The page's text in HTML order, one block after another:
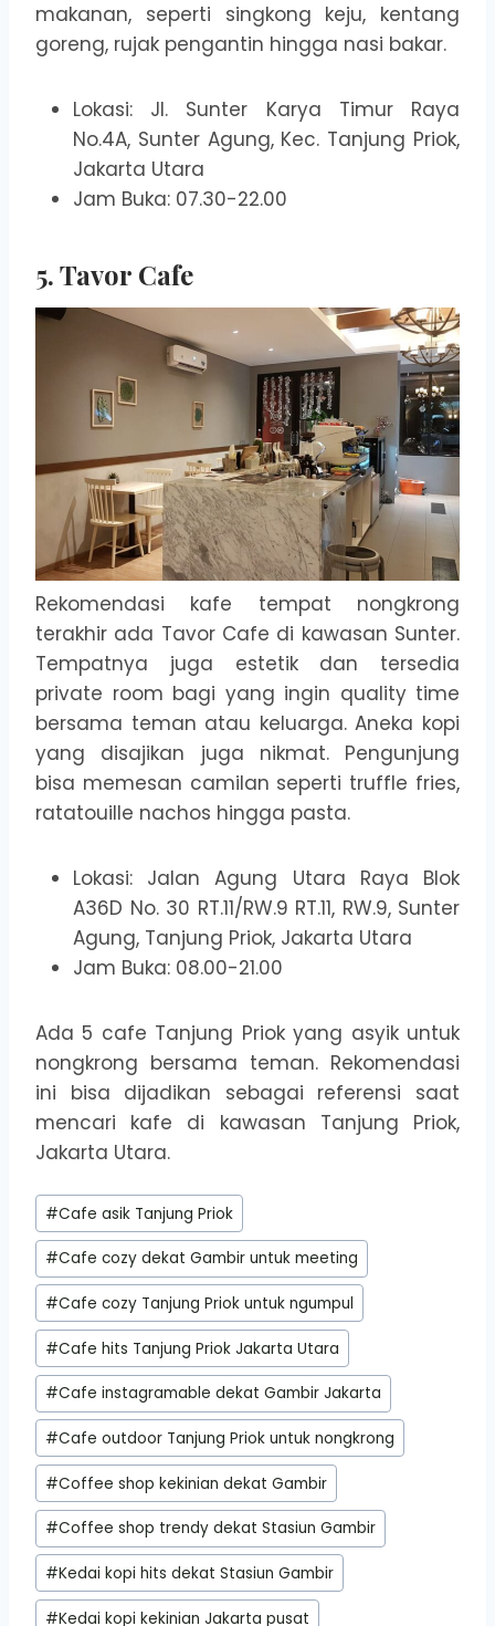
makanan, seperti singkong keju, kentang
goreng, rujak pengantin hingga nasi bakar.
Lokasi: Jl. Sunter Karya Timur Raya
No.4A, Sunter Agung, Kec. Tanjung Priok,
Jakarta Utara
Jam Buka: 07.30-22.00
5. Tavor Cafe
Rekomendasi kafe tempat nongkrong
terakhir ada Tavor Cafe di kawasan Sunter.
Tempatnya juga estetik dan tersedia
private room bagi yang ingin quality time
bersama teman atau keluarga. Aneka kopi
yang disajikan juga nikmat. Pengunjung
bisa memesan camilan seperti truffle fries,
ratatouille nachos hingga pasta.
Lokasi: Jalan Agung Utara Raya Blok
A36D No. 30 RT.11/RW.9 RT.11, RW.9, Sunter
Agung, Tanjung Priok, Jakarta Utara
Jam Buka: 08.00-21.00
Ada 5 cafe Tanjung Priok yang asyik untuk
nongkrong bersama teman. Rekomendasi
ini bisa dijadikan sebagai referensi saat
mencari kafe di kawasan Tanjung Priok,
Jakarta Utara.
Post
Tags:
#Cafe asik Tanjung Priok
#Cafe cozy dekat Gambir untuk meeting
#Cafe cozy Tanjung Priok untuk ngumpul
#Cafe hits Tanjung Priok Jakarta Utara
#Cafe instagramable dekat Gambir Jakarta
#Cafe outdoor Tanjung Priok untuk nongkrong
#Coffee shop kekinian dekat Gambir
#Coffee shop trendy dekat Stasiun Gambir
#Kedai kopi hits dekat Stasiun Gambir
#Kedai kopi kekinian Jakarta pusat